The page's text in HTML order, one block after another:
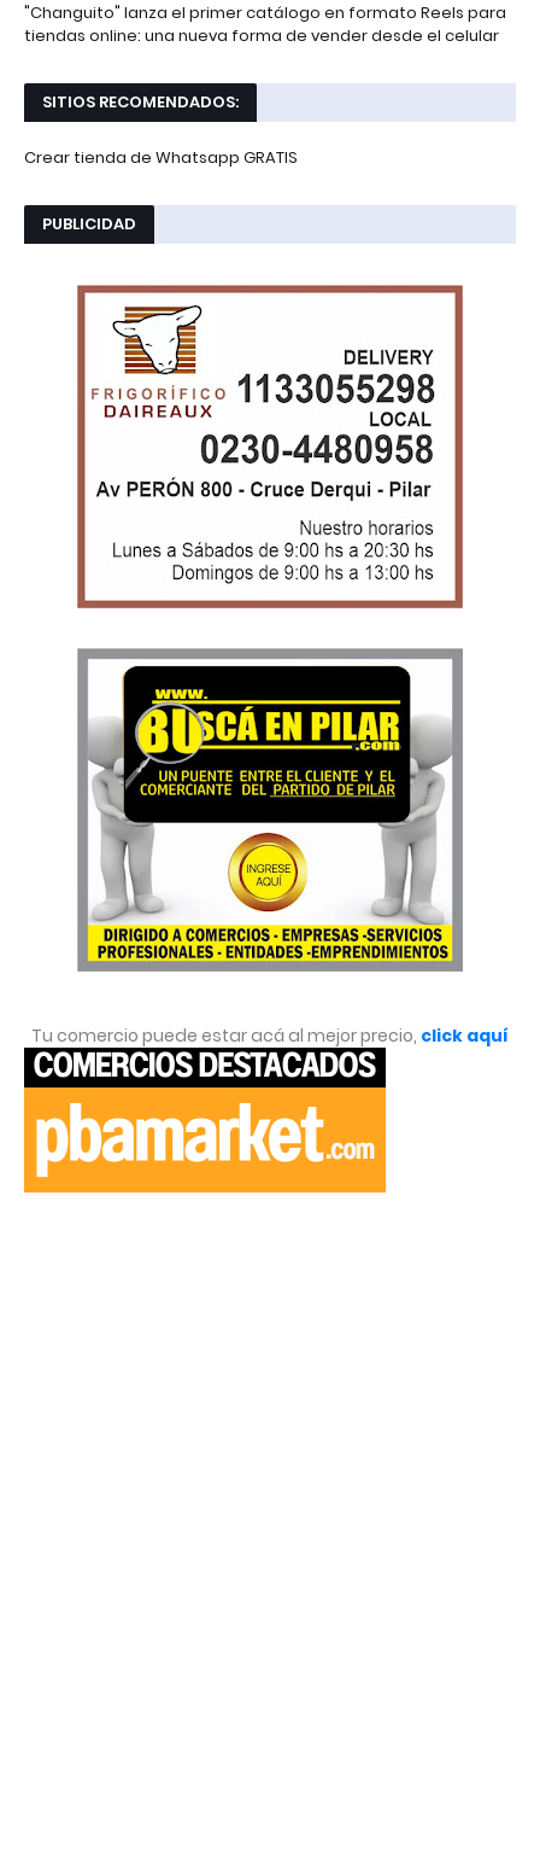
"Changuito" lanza el primer catálogo en formato Reels para
tiendas online: una nueva forma de vender desde el celular
SITIOS RECOMENDADOS:
Crear tienda de Whatsapp GRATIS
PUBLICIDAD
Tu comercio puede estar acá al mejor precio, click aquí